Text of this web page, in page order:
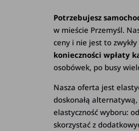
Potrzebujesz
w mieście Przemyśl.
ceny i nie jest to
konieczności wpłaty
osobówek, po busy
Nasza oferta jest
doskonałą
elastyczność wyboru:
skorzystać z